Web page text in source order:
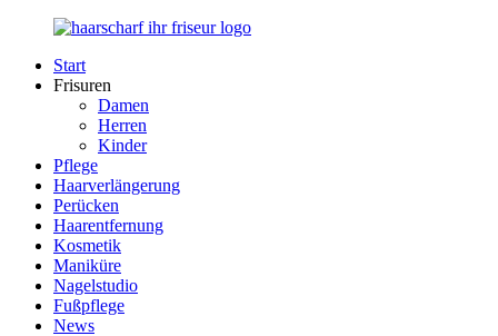
Zurück
Inhalt
Haarscharf
Händen
Start
Frisuren
Damen
Herren
Kinder
Pflege
Haarverlängerung
Perücken
Haarentfernung
Kosmetik
Maniküre
Nagelstudio
Fußpflege
News